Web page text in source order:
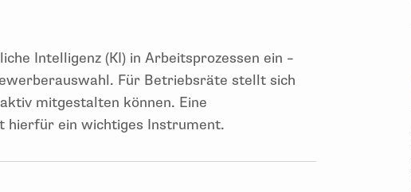
Intelligenz (KI) in Arbeitsprozessen ein –
Für Betriebsräte stellt sich
mitgestalten können. Eine
hierfür ein wichtiges Instrument.